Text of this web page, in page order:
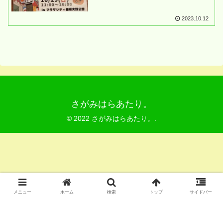
2023.10.12
さがみはらあたり。
© 2022 さがみはらあたり。.
メニュー ホーム 検索 トップ サイドバー